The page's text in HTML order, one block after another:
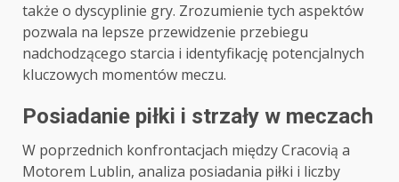
także o dyscyplinie gry. Zrozumienie tych aspektów
pozwala na lepsze przewidzenie przebiegu
nadchodzącego starcia i identyfikację potencjalnych
kluczowych momentów meczu.
Posiadanie piłki i strzały w meczach
W poprzednich konfrontacjach między Cracovią a
Motorem Lublin, analiza posiadania piłki i liczby